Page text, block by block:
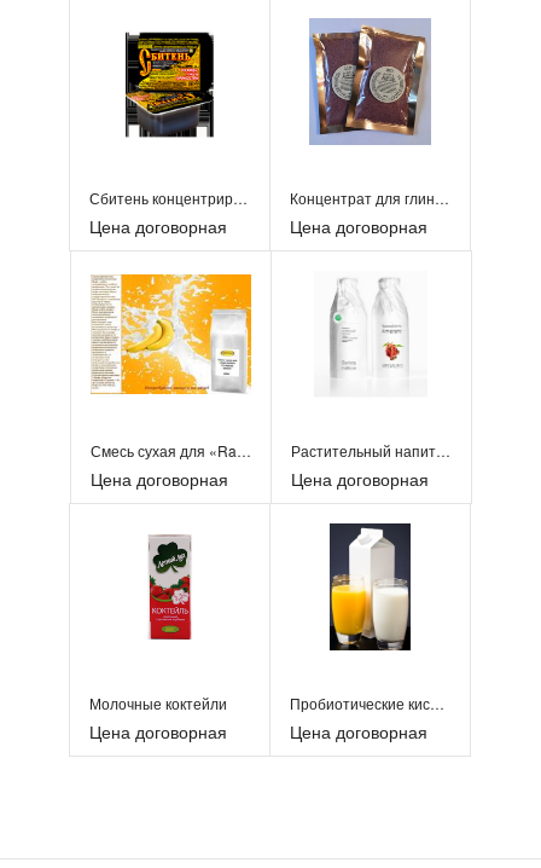
Сбитень концентрированный в упаковке
Цена договорная
Концентрат для глинтвейна в упаковке
Цена договорная
Смесь сухая для «Rapf-coffe» «БАНАН» 1к
Цена договорная
Растительный напиток «Амарант»
Цена договорная
Молочные коктейли
Цена договорная
Пробиотические кисломолочные продукты
Цена договорная